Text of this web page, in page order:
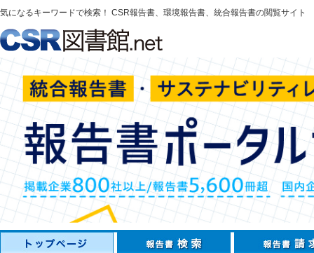
気になるキーワードで検索！ CSR報告書、環境報告書、統合報告書の閲覧サイト